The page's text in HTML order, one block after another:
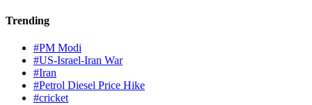
Trending
#PM Modi
#US-Israel-Iran War
#Iran
#Petrol Diesel Price Hike
#cricket